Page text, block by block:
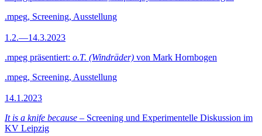
.mpeg, Screening, Ausstellung
1.2.—14.3.2023
.mpeg präsentiert: o.T. (Windräder) von Mark Hornbogen
.mpeg, Screening, Ausstellung
14.1.2023
It is a knife because – Screening und Experimentelle Diskussion im
KV Leipzig